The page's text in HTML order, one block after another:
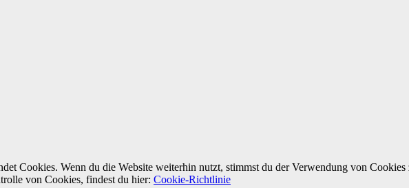
Cookies. Wenn du die Website weiterhin nutzt, stimmst du der Verwendung von Cookies
von Cookies, findest du hier: Cookie-Richtlinie